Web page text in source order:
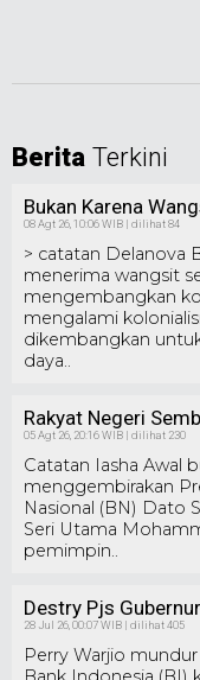
Berita Terkini
Bukan Karena
08 Agt 26, 10:06 WIB | dilihat 84
> catatan Delanova
menerima wangsit
mengembangkan
mengalami
dikembangkan
daya..
Rakyat Negeri
05 Agt 26, 20:16 WIB | dilihat 230
Catatan Iasha Awal
menggembirakan
Nasional (BN) Dato
Seri Utama
pemimpin..
Destry Pjs
28 Jul 26, 00:07 WIB | dilihat 405
Perry Warjio